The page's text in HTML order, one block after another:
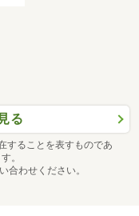
る
することを表すものであ
。
合わせください。